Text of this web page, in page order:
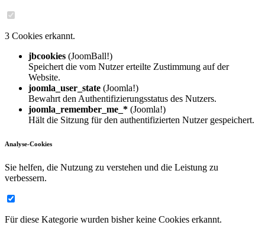
3 Cookies erkannt.
jbcookies (JoomBall!)
Speichert die vom Nutzer erteilte Zustimmung auf der
Website.
joomla_user_state (Joomla!)
Bewahrt den Authentifizierungsstatus des Nutzers.
joomla_remember_me_* (Joomla!)
Hält die Sitzung für den authentifizierten Nutzer gespeichert.
Analyse-Cookies
Sie helfen, die Nutzung zu verstehen und die Leistung zu
verbessern.
Für diese Kategorie wurden bisher keine Cookies erkannt.